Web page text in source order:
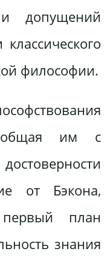
допущений
философии.
общая им с
от Бэкона,
план
знания